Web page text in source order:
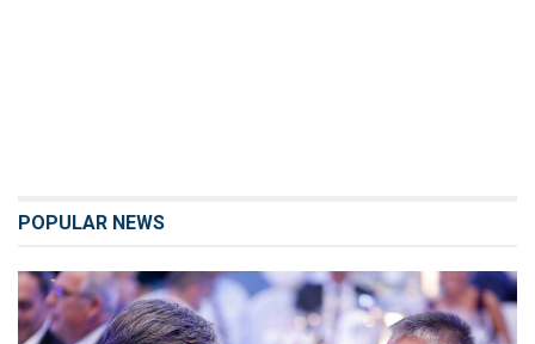
POPULAR NEWS